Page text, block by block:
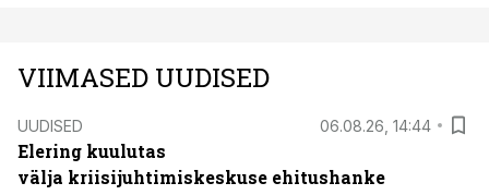
VIIMASED UUDISED
UUDISED 06.08.26, 14:44
Elering kuulutas
välja kriisijuhtimiskeskuse ehitushanke